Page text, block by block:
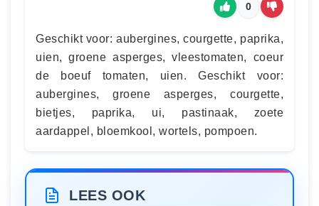
0
Geschikt voor: aubergines, courgette, paprika,
uien, groene asperges, vleestomaten, coeur
de boeuf tomaten, uien. Geschikt voor:
aubergines, groene asperges, courgette,
bietjes, paprika, ui, pastinaak, zoete
aardappel, bloemkool, wortels, pompoen.
LEES OOK